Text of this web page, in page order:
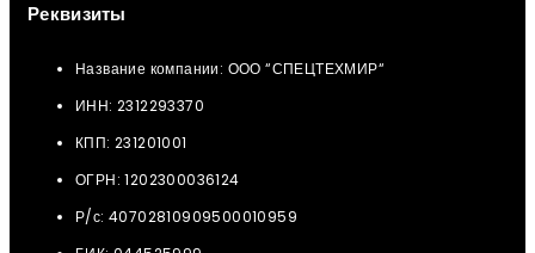
Реквизиты
Название компании: ООО “СПЕЦТЕХМИР“
ИНН: 2312293370
КПП: 231201001
ОГРН: 1202300036124
Р/с: 40702810909500010959